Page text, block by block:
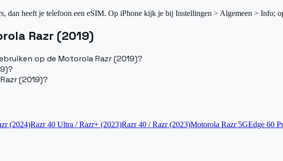
dan heeft je telefoon een eSIM. Op iPhone kijk je bij Instellingen > Algemeen > Info;
Razr (2019)
op de Motorola Razr (2019)?
(2019)?
(2024)Razr 40 Ultra / Razr+ (2023)Razr 40 / Razr (2023)Motorola Razr 5GEdge 60